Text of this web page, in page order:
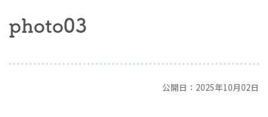
photo03
公開日：2025年10月02日